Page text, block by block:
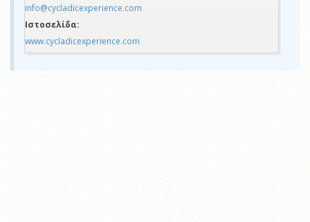
info@cycladicexperience.com
Ιστοσελίδα:
www.cycladicexperience.com